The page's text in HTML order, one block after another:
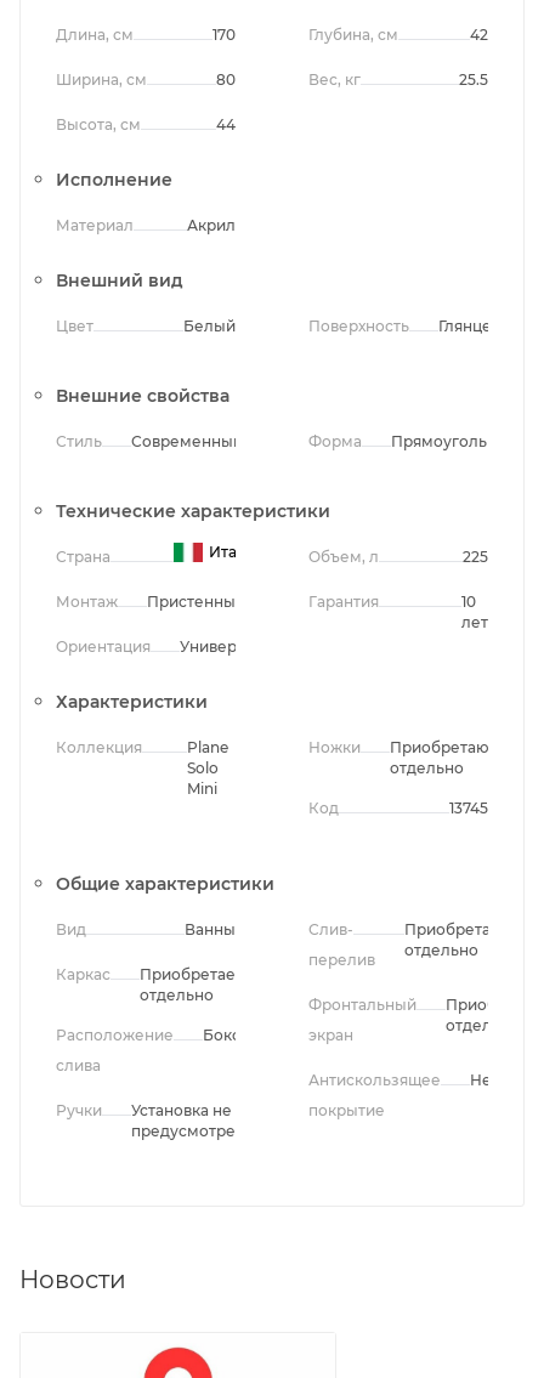
Длина, см 170
Ширина, см 80
Высота, см 44
Глубина, см 42
Вес, кг 25.5
Исполнение
Материал Акрил
Внешний вид
Цвет Белый Поверхность Глянцевая
Внешние свойства
Стиль Современный Форма Прямоугольная
Технические характеристики
Страна Италия
Монтаж Пристенный
Ориентация Универсальная
Объем, л 225
Гарантия
10
лет
Характеристики
Коллекция
Plane
Solo
Mini
Ножки
Приобретаются
отдельно
Код 13745
Общие характеристики
Вид Ванны
Каркас
Приобретается
отдельно
Расположение
слива
Боковое
Ручки
Установка не
предусмотрена
Слив-
перелив
Приобретается
отдельно
Фронтальный
экран
отдельно
Антискользящее
покрытие
Нет
Новости